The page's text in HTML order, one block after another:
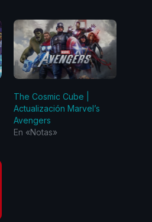
The Cosmic Cube |
Actualización Marvel’s
Avengers
En «Notas»